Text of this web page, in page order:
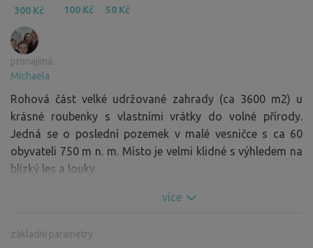
300 Kč 100 Kč 50 Kč
pronajímá:
Michaela
Rohová část velké udržované zahrady (ca 3600 m2) u
krásné roubenky s vlastními vrátky do volné přírody.
Jedná se o poslední pozemek v malé vesničce s ca 60
obyvateli 750 m n. m. Místo je velmi klidné s výhledem na
blízký les a louky.
více
základní parametry